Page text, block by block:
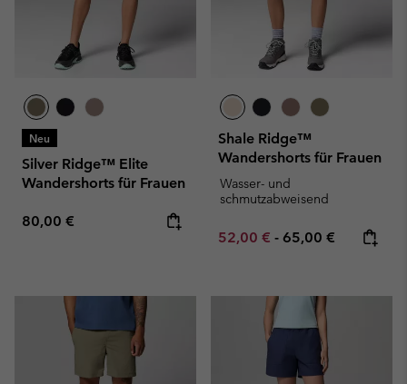
Neu
Silver Ridge™ Elite
Wandershorts für Frauen
Regular price:
80,00 €
Shale Ridge™
Wandershorts für Frauen
Wasser- und
schmutzabweisend
Minimum sale price:
52,00 € - Maximum price:
65,00 €